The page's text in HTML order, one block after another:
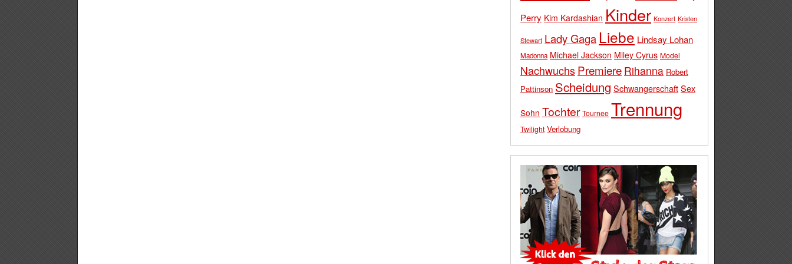
Perry Kim Kardashian Kinder Konzert Kristen
Stewart Lady Gaga Liebe Lindsay Lohan
Madonna Michael Jackson Miley Cyrus Model
Nachwuchs Premiere Rihanna Robert
Pattinson Scheidung SchwangerschaftSex
Sohn Tochter Tournee Trennung
Twilight Verlobung